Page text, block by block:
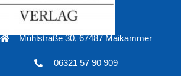
Mühlstraße 30, 67487 Maikammer
06321 57 90 909